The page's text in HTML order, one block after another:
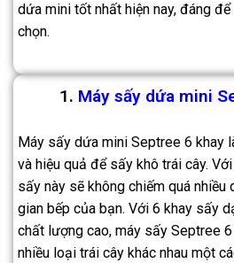
dứa mini tốt nhất hiện nay, đáng
chọn.
1. Máy sấy dứa mini
Máy sấy dứa mini Septree 6 khay
và hiệu quả để sấy khô trái cây.
sấy này sẽ không chiếm quá nhiều
gian bếp của bạn. Với 6 khay sấy
chất lượng cao, máy sấy Septree
nhiều loại trái cây khác nhau một